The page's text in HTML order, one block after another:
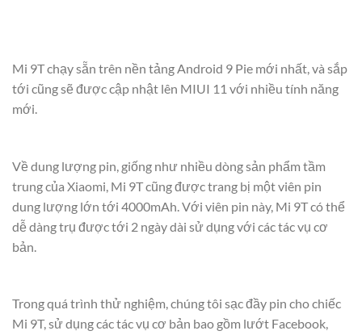
Mi 9T chạy sẵn trên nền tảng Android 9 Pie mới nhất, và sắp
tới cũng sẽ được cập nhật lên MIUI 11 với nhiều tính năng
mới.
Về dung lượng pin, giống như nhiều dòng sản phẩm tầm
trung của Xiaomi, Mi 9T cũng được trang bị một viên pin
dung lượng lớn tới 4000mAh. Với viên pin này, Mi 9T có thể
dễ dàng trụ được tới 2 ngày dài sử dụng với các tác vụ cơ
bản.
Trong quá trình thử nghiệm, chúng tôi sạc đầy pin cho chiếc
Mi 9T, sử dụng các tác vụ cơ bản bao gồm lướt Facebook,